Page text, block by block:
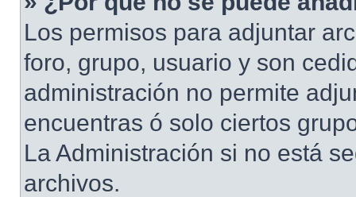
Los permisos para adjuntar
foro, grupo, usuario y son
administración no permite
encuentras ó solo ciertos
La Administración si no está
archivos.